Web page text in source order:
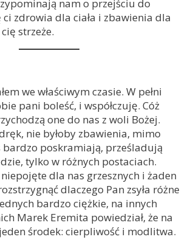
nam o przejściu do
ci zdrowia dla ciała i zbawienia dla
strzeże.
we właściwym czasie. W pełni
pani boleść, i współczuję. Cóż
one do nas z woli Bożej.
nie byłoby zbawienia, mimo
bardzo poskramiają, prześladują
tylko w różnych postaciach.
dla nas grzesznych i żaden
dlaczego Pan zsyła różne
bardzo ciężkie, na innych
Marek Eremita powiedział, że na
środek: cierpliwość i modlitwa.